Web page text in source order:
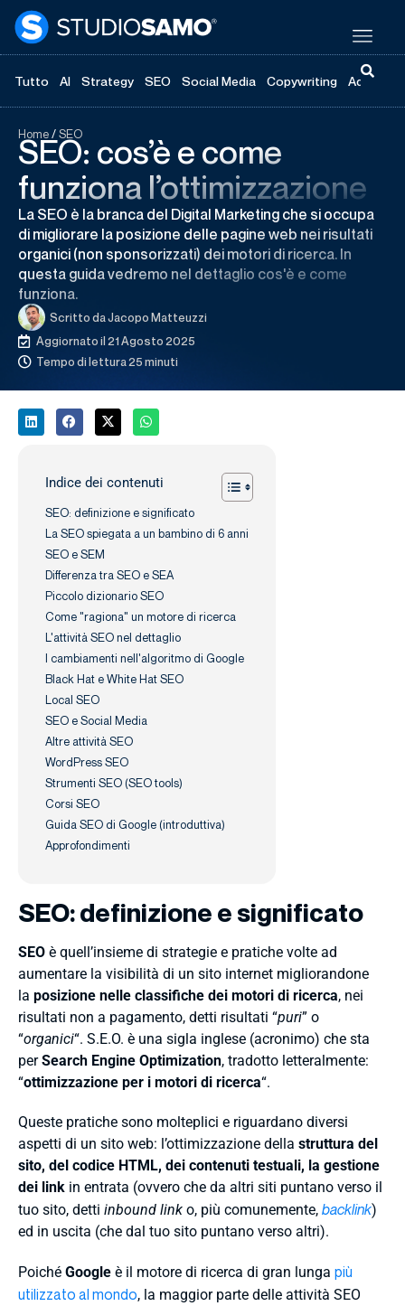
Tutto AI Strategy SEO Social Media Copywriting
Home/SEO
SEO: cos’è e come
funziona l’ottimizzazione
La SEO è la branca del Digital Marketing che si occupa
di migliorare la posizione delle pagine web nei risultati
organici (non sponsorizzati) dei motori di ricerca. In
questa guida vedremo nel dettaglio cos'è e come
funziona.
Scritto daJacopo Matteuzzi
Aggiornato il 21 Agosto 2025
Tempo di lettura 25 minuti
Indice dei contenuti
SEO: definizione e significato
La SEO spiegata a un bambino di 6 anni
SEO e SEM
Differenza tra SEO e SEA
Piccolo dizionario SEO
Come "ragiona" un motore di ricerca
L'attività SEO nel dettaglio
I cambiamenti nell'algoritmo di Google
Black Hat e White Hat SEO
Local SEO
SEO e Social Media
Altre attività SEO
WordPress SEO
Strumenti SEO (SEO tools)
Corsi SEO
Guida SEO di Google (introduttiva)
Approfondimenti
SEO: definizione e significato
SEO è quell’insieme di strategie e pratiche volte ad
aumentare la visibilità di un sito internet migliorandone
la posizione nelle classifiche dei motori di ricerca, nei
risultati non a pagamento, detti risultati “puri” o
“organici“. S.E.O. è una sigla inglese (acronimo) che sta
perSearch Engine Optimization, tradotto letteralmente:
“ottimizzazione per i motori di ricerca“.
Queste pratiche sono molteplici e riguardano diversi
aspetti di un sito web: l’ottimizzazione della struttura del
sito, del codice HTML, dei contenuti testuali, la gestione
dei link in entrata (ovvero che da altri siti puntano verso il
tuo sito, detti inbound link o, più comunemente, backlink)
ed in uscita (che dal tuo sito puntano verso altri).
Poiché Google è il motore di ricerca di gran lunga più
utilizzato al mondo, la maggior parte delle attività SEO